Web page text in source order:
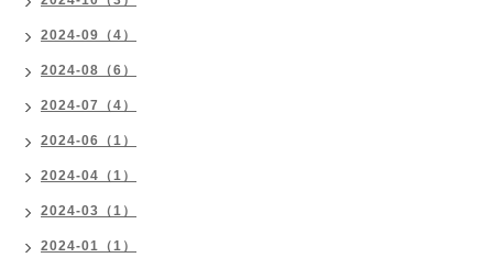
2024-09（4）
2024-08（6）
2024-07（4）
2024-06（1）
2024-04（1）
2024-03（1）
2024-01（1）